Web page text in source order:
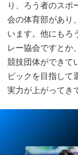
り、ろう者のスポ
会の体育部があり
います。他にもろ
レー協会ですとか
競技団体ができて
ピックを目指して
実力が上がってき